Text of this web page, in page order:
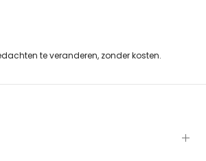
te veranderen, zonder kosten.